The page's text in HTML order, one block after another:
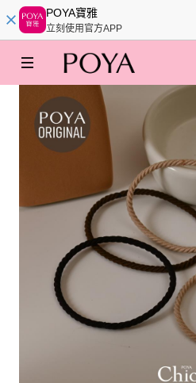
POYA寶雅
立刻使用官方APP